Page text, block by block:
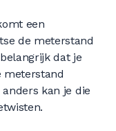
een
de meterstand
dat je
meterstand
kan je die